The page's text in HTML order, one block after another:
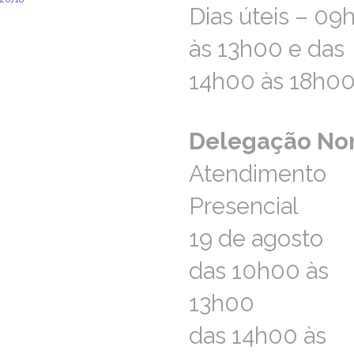
Dias úteis –
às 13h00 e das
14h00 às 18h00
Dias úteis –
às 13h00 e das
14h00 às 18h00
Delegação
Atendimento
Presencial
19 de agosto
das 10h00 às
13h00
das 14h00 às
Delegação
Atendimento
Presencial
19 de agosto
das 10h00 às
13h00
das 14h00 às